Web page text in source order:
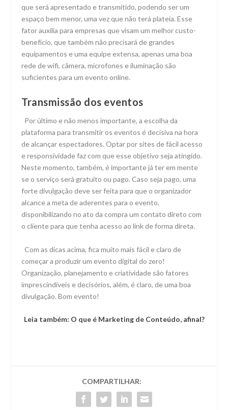
que será apresentado e transmitido, podendo ser um
espaço bem menor, uma vez que não terá plateia. Esse
fator auxilia para empresas que visam um melhor custo-
benefício, que também não precisará de grandes
equipamentos e uma equipe extensa, apenas uma boa
rede de wifi, câmera, microfones e iluminação são
suficientes para um evento online.
Transmissão dos eventos
Por último e não menos importante, a escolha da
plataforma para transmitir os eventos é decisiva na hora
de alcançar espectadores. Optar por sites de fácil acesso
e responsividade faz com que esse objetivo seja atingido.
Neste momento, também, é importante já ter em mente
se o serviço será gratuito ou pago. Caso seja pago, uma
forte divulgação deve ser feita para que o organizador
alcance a meta de aderentes para o evento,
disponibilizando no ato da compra um contato direto com
o cliente para que tenha acesso ao link de forma direta.
Com as dicas acima, fica muito mais fácil e claro de
começar a produzir um evento digital do zero!
Organização, planejamento e criatividade são fatores
imprescindíveis e decisórios, além, é claro, de uma boa
divulgação. Bom evento!
Leia também: O que é Marketing de Conteúdo, afinal?
COMPARTILHAR: